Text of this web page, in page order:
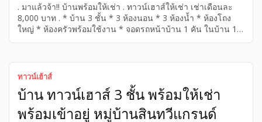
. มาแล้วจ้า!! บ้านพร้อมให้เช่า . ทาวน์เฮาส์ให้เช่า เช่าเดือนละ
8,000 บาท . * บ้าน 3 ชั้น * 3 ห้องนอน * 3 ห้องน้ำ * ห้องโถง
ใหญ่ * ห้องครัวพร้อมใช้งาน * จอดรถหน้าบ้าน 1 คัน ในบ้าน 1
หรือ 081-821-8151 . […]
ทาวน์เฮ้าส์
บ้าน ทาวน์เฮาส์ 3 ชั้น พร้อมให้เช่า
พร้อมเข้าอยู่ หมู่บ้านสินทวีแกรนด์